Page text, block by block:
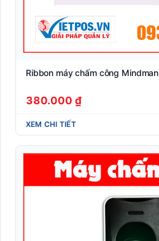
Ribbon máy chấm công Mindman
380.000 ₫
XEM CHI TIẾT